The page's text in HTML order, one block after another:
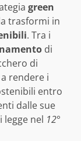
green
trasformi in
. Tra i
di
di
rendere i
entro
dalle sue
legge nel 12°